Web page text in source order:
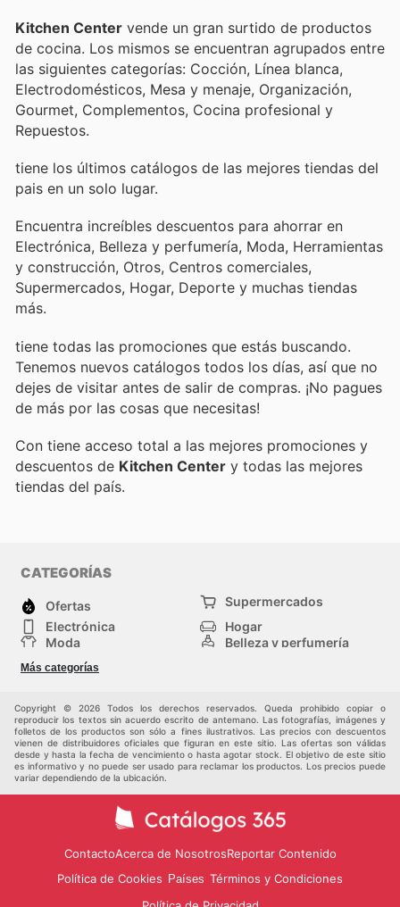
Kitchen Center vende un gran surtido de productos
de cocina. Los mismos se encuentran agrupados entre
las siguientes categorías: Cocción, Línea blanca,
Electrodomésticos, Mesa y menaje, Organización,
Gourmet, Complementos, Cocina profesional y
Repuestos.
tiene los últimos catálogos de las mejores tiendas del
pais en un solo lugar.
Encuentra increíbles descuentos para ahorrar en
Electrónica, Belleza y perfumería, Moda, Herramientas
y construcción, Otros, Centros comerciales,
Supermercados, Hogar, Deporte y muchas tiendas
más.
tiene todas las promociones que estás buscando.
Tenemos nuevos catálogos todos los días, así que no
dejes de visitar antes de salir de compras. ¡No pagues
de más por las cosas que necesitas!
Con tiene acceso total a las mejores promociones y
descuentos de Kitchen Center y todas las mejores
tiendas del país.
CATEGORÍAS
Ofertas
Supermercados
Electrónica
Hogar
Moda
Belleza y perfumería
Deporte
Más categorías
Copyright © 2026 Todos los derechos reservados. Queda prohibido copiar o
reproducir los textos sin acuerdo escrito de antemano. Las fotografías, imágenes y
folletos de los productos son sólo a fines ilustrativos. Las precios con descuentos
vienen de distribuidores oficiales que figuran en este sitio. Las ofertas son válidas
desde y hasta la fecha de vencimiento o hasta agotar stock. El objetivo de este sitio
es informativo y no puede ser usado para reclamar los productos. Los precios puede
variar dependiendo de la ubicación.
ContactoAcerca de NosotrosReportar Contenido
Política de Cookies Países Términos y Condiciones